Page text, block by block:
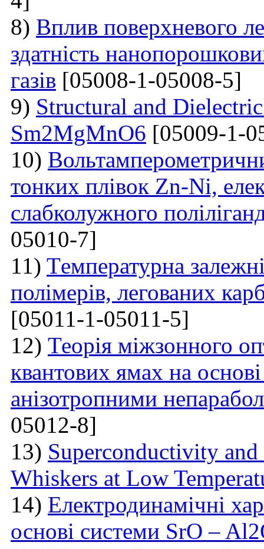
8) Вплив поверхневого
здатність
газів [05008-1-05008-5]
9) Structural and
Sm2MgMnO6 [05009-1-
10)
тонких плівок Zn-Ni,
слабколужного
05010-7]
11) Tемпературна
полімерів, легованих
[05011-1-05011-5]
12) Теорія міжзонного
квантових ямах на
анізотропними
05012-8]
13) Superconductivity
Whiskers at Low
14) Електродинамічні
основі системи SrO –